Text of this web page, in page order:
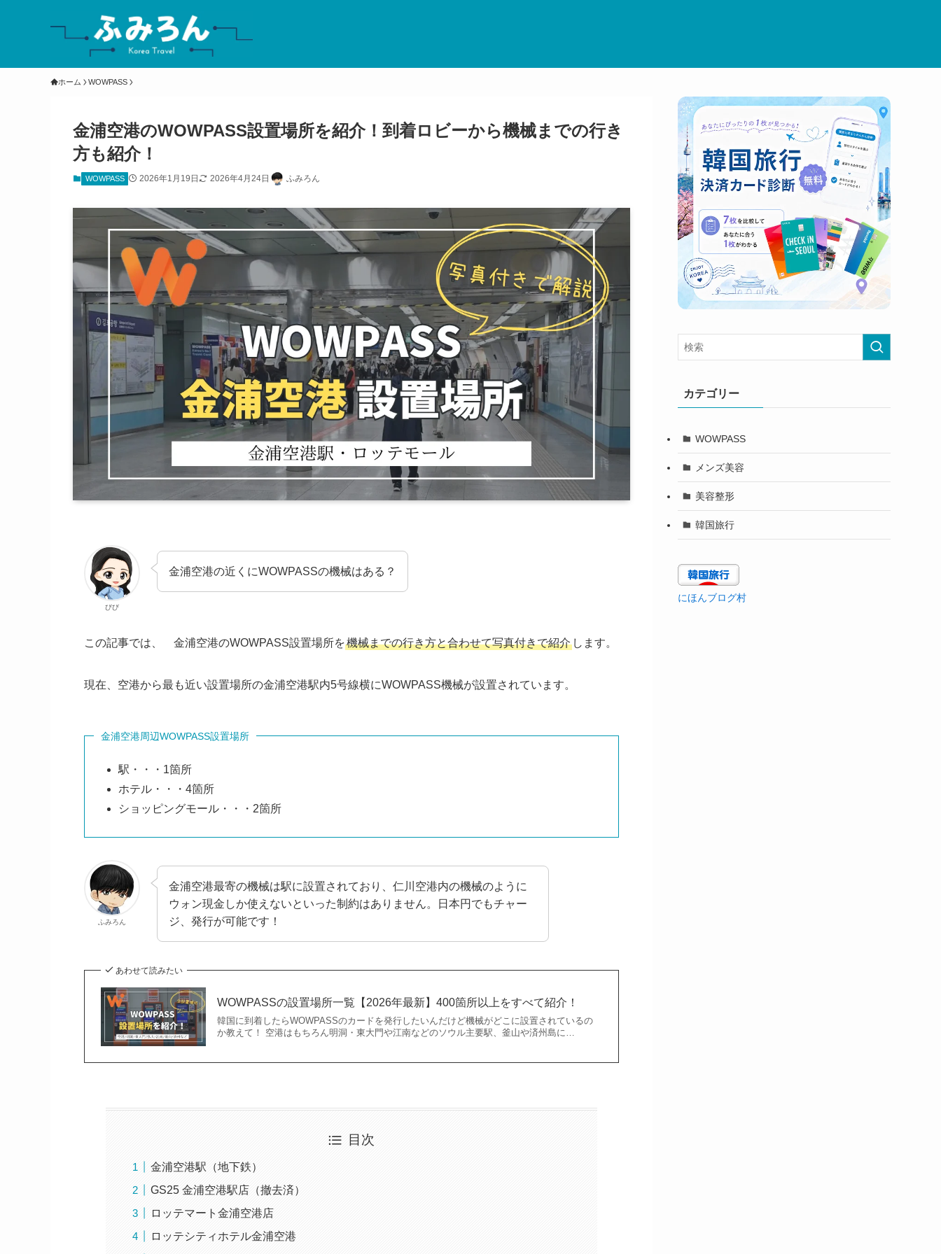
ホーム WOWPASS
金浦空港のWOWPASS設置場所を紹介！到着ロビーから機械までの行き
方も紹介！
WOWPASS 2026年1月19日 2026年4月24日 ふみろん
びび
金浦空港の近くにWOWPASSの機械はある？
この記事では、 金浦空港のWOWPASS設置場所を機械までの行き方と合わせて写真付きで紹介 します。
現在、空港から最も近い設置場所の金浦空港駅内5号線横にWOWPASS機械が設置されています。
金浦空港周辺WOWPASS設置場所
駅・・・1箇所
ホテル・・・4箇所
ショッピングモール・・・2箇所
ふみろん
金浦空港最寄の機械は駅に設置されており、仁川空港内の機械のように
ウォン現金しか使えないといった制約はありません。日本円でもチャー
ジ、発行が可能です！
あわせて読みたい
WOWPASSの設置場所一覧【2026年最新】400箇所以上をすべて紹介！
韓国に到着したらWOWPASSのカードを発行したいんだけど機械がどこに設置されているの
か教えて！ 空港はもちろん明洞・東大門や江南などのソウル主要駅、釜山や済州島に…
目次
金浦空港駅（地下鉄）
GS25 金浦空港駅店（撤去済）
ロッテマート金浦空港店
ロッテシティホテル金浦空港
カテゴリー
WOWPASS
メンズ美容
美容整形
韓国旅行
にほんブログ村